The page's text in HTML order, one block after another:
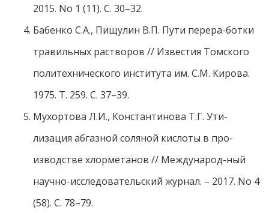
2015. No 1 (11). С. 30–32.
Бабенко С.А., Пищулин В.П. Пути перера-ботки
травильных растворов // Известия Томского
политехнического института им. С.М. Кирова.
1975. Т. 259. С. 37–39.
Мухортова Л.И., Константинова Т.Г. Ути-
лизация абгазной соляной кислоты в про-
изводстве хлорметанов // Международ-ный
научно-исследовательский журнал. – 2017. No 4
(58). С. 78–79.